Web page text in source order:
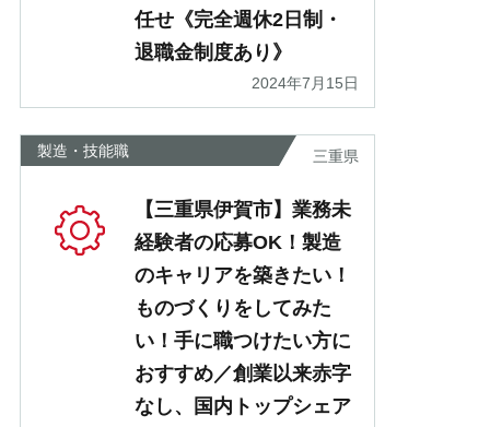
任せ《完全週休2日制・
退職金制度あり》
2024年7月15日
製造・技能職 三重県
【三重県伊賀市】業務未
経験者の応募OK！製造
のキャリアを築きたい！
ものづくりをしてみた
い！手に職つけたい方に
おすすめ／創業以来赤字
なし、国内トップシェア